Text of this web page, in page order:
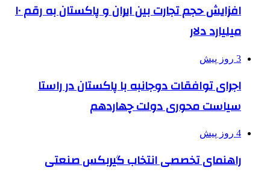
افزایش حجم تجارت بین ایران و پاکستان به رقم ۱۰
میلیارد دلار
3 روز پیش
اجرای توافقات دوجانبه با پاکستان در راستا
سیاست محوری دولت چهاردهم
4 روز پیش
راهنمای تخصصی انتخاب گیربکس صنعتی